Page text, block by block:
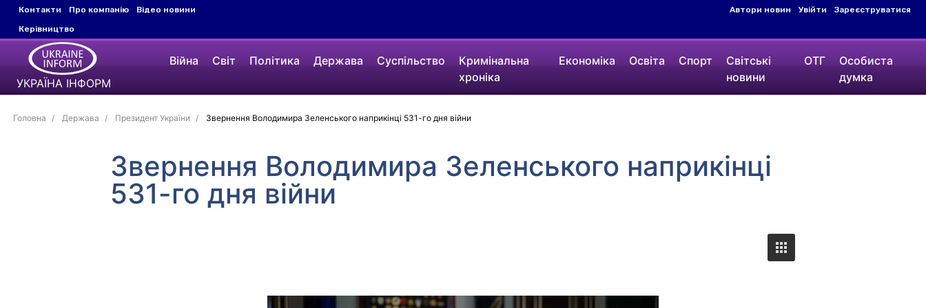
Контакти Про компанію
Відео новини
Керівництво
Автори новин Увійти Зареєструватися
УКРАЇНА ІНФОРМ
Війна Світ Політика Держава Суспільство
Кримінальна
хроніка
Економіка Освіта Спорт
Світські
новини
ОТГ
Особиста
думка
Головна Держава Президент України Звернення Володимира Зеленського наприкінці 531-го дня війни
Звернення Володимира Зеленського наприкінці
531-го дня війни